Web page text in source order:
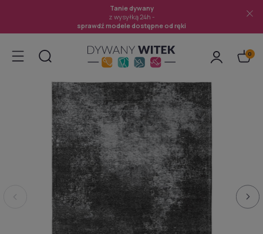
Tanie dywany
z wysyłką 24h -
sprawdź modele dostępne od ręki